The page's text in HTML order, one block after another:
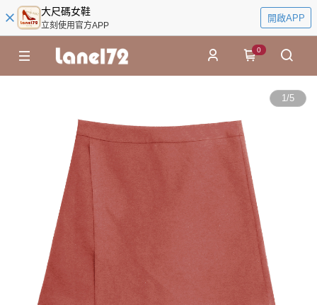
大尺碼女鞋
立刻使用官方APP
開啟APP
0
1/5